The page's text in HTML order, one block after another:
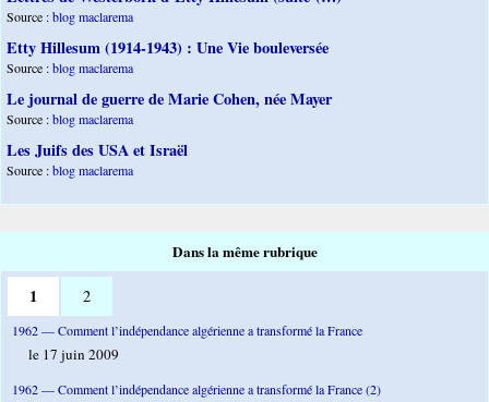
Source :blog maclarema
Etty Hillesum (1914-1943) : Une Vie bouleversée
Source :blog maclarema
Le journal de guerre de Marie Cohen, née Mayer
Source :blog maclarema
Les Juifs des USA et Israël
Source :blog maclarema
Dans la même rubrique
1 2
1962 — Comment l’indépendance algérienne a transformé la France
le 17 juin 2009
1962 — Comment l’indépendance algérienne a transformé la France (2)